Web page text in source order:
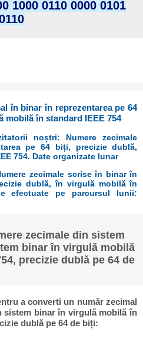
1000 0110 0000 0101
în binar în reprezentarea pe 64
mobilă în standard IEEE 754
noștri: Numere zecimale
pe 64 biți, precizie dublă,
754. Date organizate lunar
zecimale scrise în binar în
dublă, în virgulă mobilă în
efectuate pe parcursul lunii:
zecimale din sistem
binar în virgulă mobilă
precizie dublă pe 64 de
a converti un număr zecimal
sistem binar în virgulă mobilă în
dublă pe 64 de biți: